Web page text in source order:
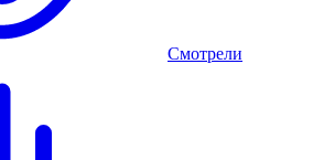
Смотрели